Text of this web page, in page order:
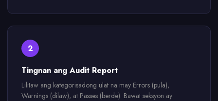
2
Tingnan ang Audit Report
Lilitaw ang kategorisadong ulat na may Errors (pula),
Warnings (dilaw), at Passes (berde). Bawat seksyon ay